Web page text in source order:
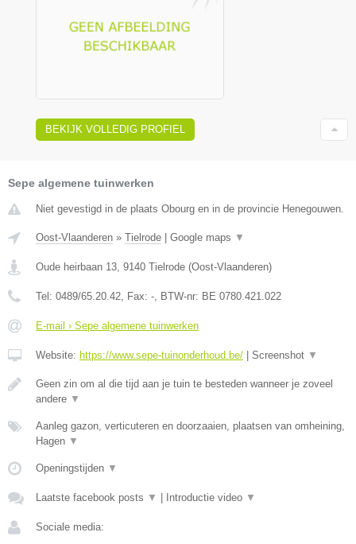
BEKIJK VOLLEDIG PROFIEL
Sepe algemene tuinwerken
Niet gevestigd in de plaats Obourg en in de provincie Henegouwen.
Oost-Vlaanderen » Tielrode Google maps ▼
Oude heirbaan 13 9140 Tielrode (Oost-Vlaanderen)
Tel: 0489/65.20.42 , Fax: - , BTW-nr: BE 0780.421.022
E-mail › Sepe algemene tuinwerken
Website: https://www.sepe-tuinonderhoud.be/ Screenshot ▼
Geen zin om al die tijd aan je tuin te besteden wanneer je zoveel
andere ▼
Aanleg gazon, verticuteren en doorzaaien, plaatsen van omheining,
Hagen ▼
Openingstijden ▼
Laatste facebook posts ▼ Introductie video ▼
Sociale media: